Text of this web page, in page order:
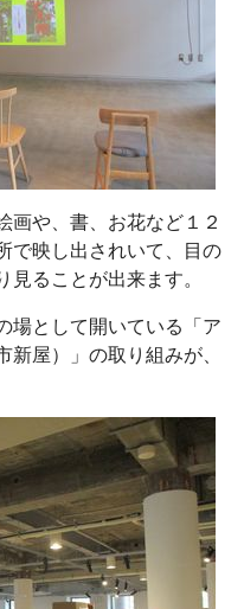
画や、書、お花など１２
で映し出されいて、目の
ることが出来ます。
場として開いている「ア
屋）」の取り組みが、